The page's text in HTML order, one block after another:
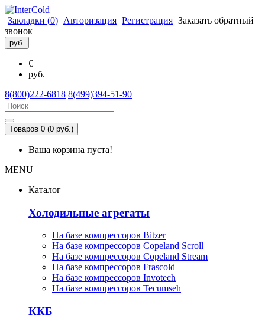
Закладки (0) Авторизация Регистрация Заказать обратный
звонок
руб.
€
руб.
8(800)222-6818 8(499)394-51-90
Товаров 0 (0 руб.)
Ваша корзина пуста!
MENU
Каталог
Холодильные агрегаты
На базе компрессоров Bitzer
На базе компрессоров Copeland Scroll
На базе компрессоров Copeland Stream
На базе компрессоров Frascold
На базе компрессоров Invotech
На базе компрессоров Tecumseh
ККБ